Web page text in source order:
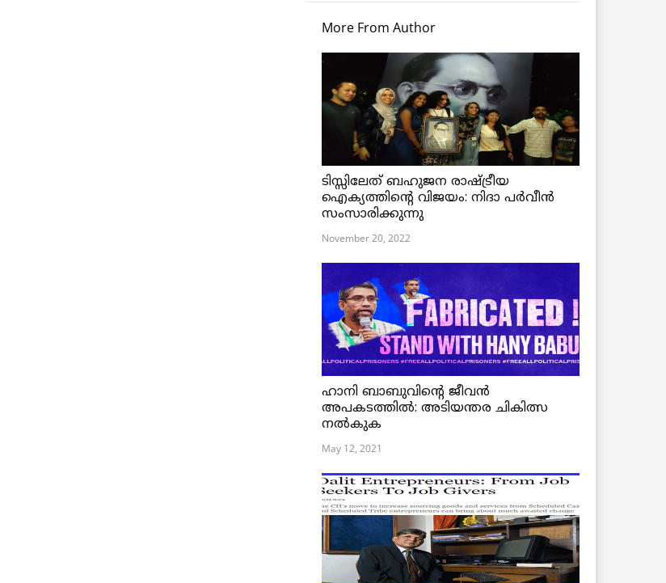
More From Author
ടിസ്സിലേത് ബഹുജന രാഷ്ട്രീയ
ഐക്യത്തിന്റെ വിജയം: നിദാ പർവീൻ
സംസാരിക്കുന്നു
November 20, 2022
ഹാനി ബാബുവിന്റെ ജീവൻ
അപകടത്തിൽ: അടിയന്തര ചികിത്സ
നൽകുക
May 12, 2021